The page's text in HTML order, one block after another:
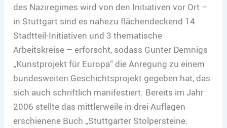
des Naziregimes wird von den Initiativen vor Ort –
in Stuttgart sind es nahezu flächendeckend 14
Stadtteil-Initiativen und 3 thematische
Arbeitskreise – erforscht, sodass Gunter Demnigs
„Kunstprojekt für Europa“ die Anregung zu einem
bundesweiten Geschichtsprojekt gegeben hat, das
sich auch schriftlich manifestiert. Bereits im Jahr
2006 stellte das mittlerweile in drei Auflagen
erschienene Buch „Stuttgarter Stolpersteine: